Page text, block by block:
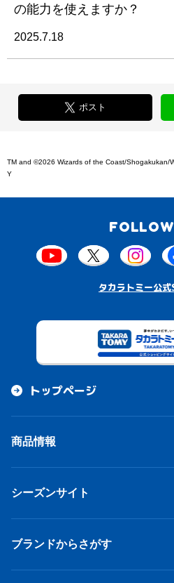
の能力を使えますか？
2025.7.18
ポスト
TM and ©2026 Wizards of the Coast/Shogakukan/
Y
タカラトミー公式
トップページ
商品情報
シーズンサイト
ブランドからさがす